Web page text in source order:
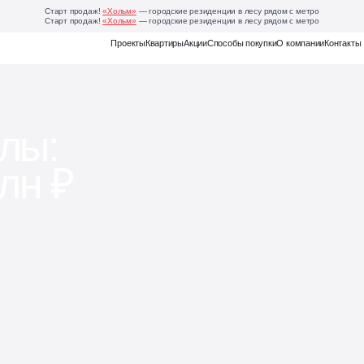
Старт продаж!«Хольм» — городские резиденции в лесу рядом с метро
Старт продаж!«Хольм» — городские резиденции в лесу рядом с метро
ПроектыКвартирыАкцииСпособы покупкиО компанииКонтакты
Бунинские